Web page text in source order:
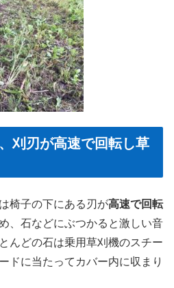
刈刃が高速で回転し草
椅子の下にある刃が高速で回転
、石などにぶつかると激しい音
んどの石は乗用草刈機のスチー
ドに当たってカバー内に収まり